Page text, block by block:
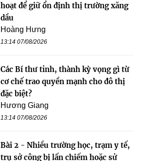
hoạt để giữ ổn định thị trường xăng
dầu
Hoàng Hưng
13:14 07/08/2026
Các Bí thư tỉnh, thành kỳ vọng gì từ
cơ chế trao quyền mạnh cho đô thị
đặc biệt?
Hương Giang
13:14 07/08/2026
Bài 2 - Nhiều trường học, trạm y tế,
trụ sở công bị lấn chiếm hoặc sử